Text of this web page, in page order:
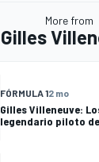
More from
Gilles
FÓRMULA 12 mo
Gilles Villeneuve:
legendario piloto